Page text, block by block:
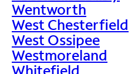
Wentworth
West Chesterfield
West Ossipee
Westmoreland
Whitefield